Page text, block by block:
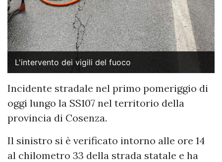
L'intervento dei vigili del fuoco
Incidente stradale nel primo pomeriggio di
oggi lungo la SS107 nel territorio della
provincia di Cosenza.
Il sinistro si è verificato intorno alle ore 14
al chilometro 33 della strada statale e ha